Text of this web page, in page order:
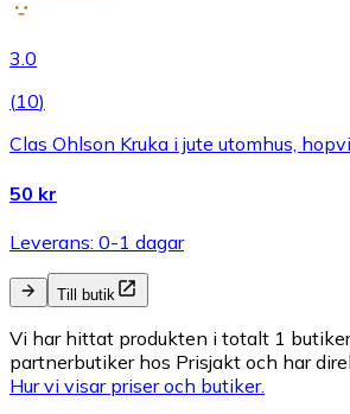
3.0
(10)
Clas Ohlson Kruka i jute utomhus,
50 kr
Leverans: 0-1 dagar
Till butik
Vi har hittat produkten i totalt 1
partnerbutiker hos Prisjakt och har
Hur vi visar priser och butiker.